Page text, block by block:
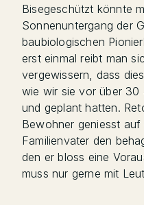
Bisegeschützt könnte
Sonnenuntergang der
baubiologischen
erst einmal reibt man
vergewissern, dass
wie wir sie vor über
und geplant hatten.
Bewohner geniesst
Familienvater den
den er bloss eine
muss nur gerne mit